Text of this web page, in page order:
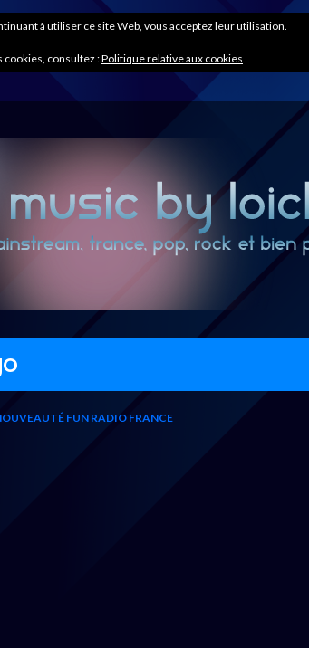
FUN RADIO FRANCE
à utiliser ce site Web, vous acceptez leur utilisation.
cookies, consultez :Politique relative aux cookies